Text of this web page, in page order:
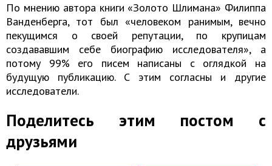
По мнению автора книги «Золото Шлимана» Филиппа
Ванденберга, тот был «человеком ранимым, вечно
пекущимся о своей репутации, по крупицам
создававшим себе биографию исследователя», а
потому 99% его писем написаны с оглядкой на
будущую публикацию. С этим согласны и другие
исследователи.
Поделитесь этим постом с
друзьями